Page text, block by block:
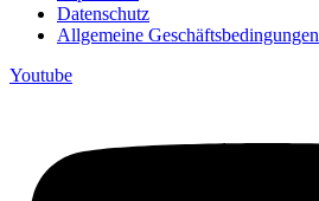
Datenschutz
Allgemeine Geschäftsbedingungen
Youtube